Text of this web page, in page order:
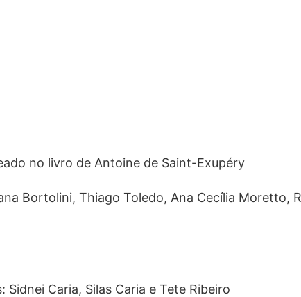
no livro de Antoine de Saint-Exupéry
Bortolini, Thiago Toledo, Ana Cecília Moretto,
Caria, Silas Caria e Tete Ribeiro